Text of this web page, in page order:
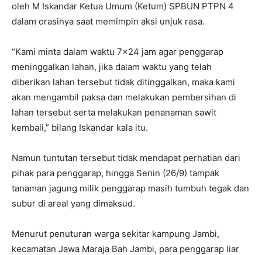
oleh M Iskandar Ketua Umum (Ketum) SPBUN PTPN 4
dalam orasinya saat memimpin aksi unjuk rasa.
“Kami minta dalam waktu 7×24 jam agar penggarap
meninggalkan lahan, jika dalam waktu yang telah
diberikan lahan tersebut tidak ditinggalkan, maka kami
akan mengambil paksa dan melakukan pembersihan di
lahan tersebut serta melakukan penanaman sawit
kembali,” bilang Iskandar kala itu.
Namun tuntutan tersebut tidak mendapat perhatian dari
pihak para penggarap, hingga Senin (26/9) tampak
tanaman jagung milik penggarap masih tumbuh tegak dan
subur di areal yang dimaksud.
Menurut penuturan warga sekitar kampung Jambi,
kecamatan Jawa Maraja Bah Jambi, para penggarap liar